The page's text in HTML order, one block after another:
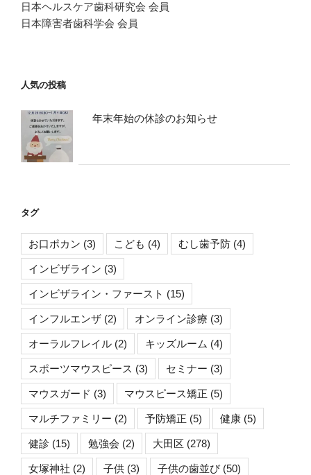
日本ヘルスケア歯科研究会 会員
日本障害者歯科学会 会員
人気の投稿
年末年始の休診のお知らせ
タグ
お口ポカン (3) こども (4) むし歯予防 (4)
インビザライン (3)
インビザライン・ファースト (15)
インフルエンザ (2) オンライン診療 (3)
オーラルフレイル (2) キッズルーム (4)
スポーツマウスピース (3) セミナー (3)
マウスガード (3) マウスピース矯正 (5)
マルチファミリー (2) 予防矯正 (5) 健康 (5)
健診 (15) 勉強会 (2) 大田区 (278)
女塚神社 (2) 子供 (3) 子供の歯並び (50)